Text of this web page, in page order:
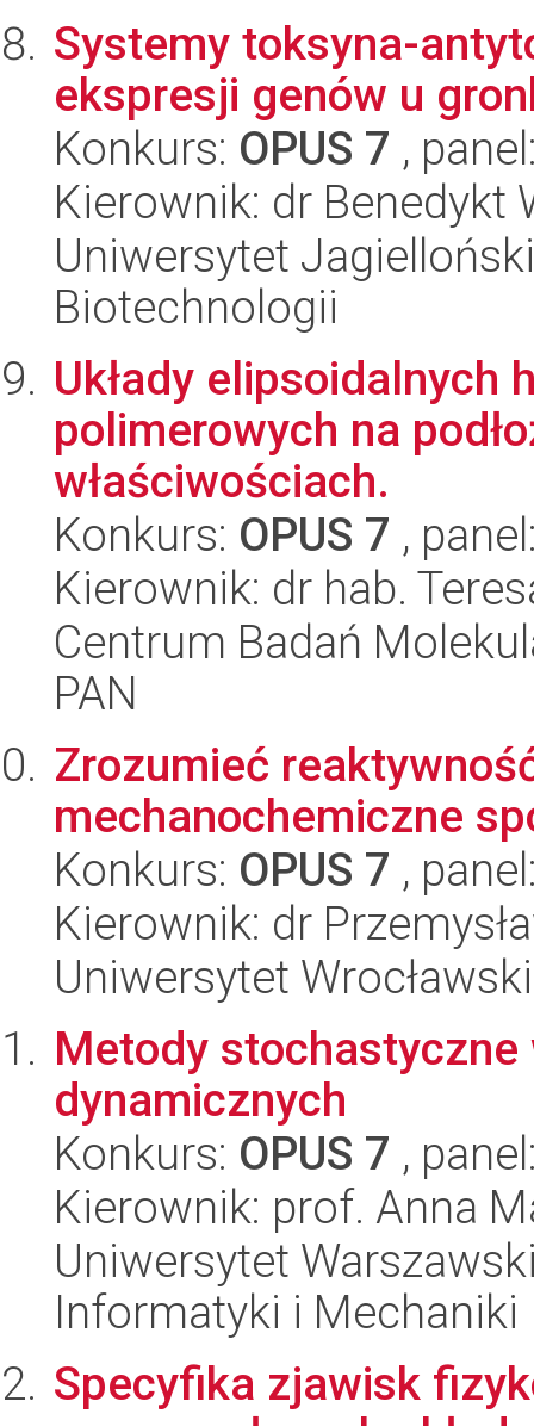
Systemy toksyna-
ekspresji genów u
Konkurs: OPUS 7 ,
Kierownik: dr Benedykt
Uniwersytet
Biotechnologii
Układy elipsoidalnych
polimerowych na
właściwościach.
Konkurs: OPUS 7 ,
Kierownik: dr hab.
Centrum Badań
PAN
Zrozumieć
mechanochemiczne
Konkurs: OPUS 7 ,
Kierownik: dr
Uniwersytet
Metody stochastyczne
dynamicznych
Konkurs: OPUS 7 ,
Kierownik: prof. Anna
Uniwersytet
Informatyki i Mechaniki
Specyfika zjawisk